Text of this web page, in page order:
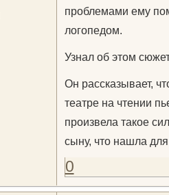
проблемами ему
логопедом.
Узнал об этом
Он рассказывает,
театре на чтении
произвела такое
сыну, что нашла
0